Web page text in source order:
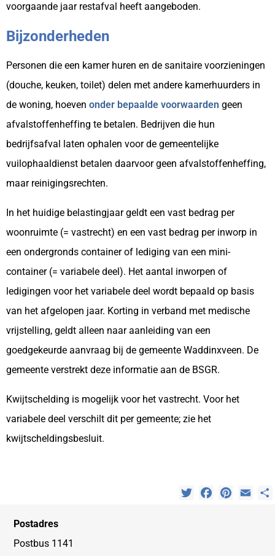
voorgaande jaar restafval heeft aangeboden.
Bijzonderheden
Personen die een kamer huren en de sanitaire voorzieningen
(douche, keuken, toilet) delen met andere kamerhuurders in
de woning, hoeven onder bepaalde voorwaarden geen
afvalstoffenheffing te betalen. Bedrijven die hun
bedrijfsafval laten ophalen voor de gemeentelijke
vuilophaaldienst betalen daarvoor geen afvalstoffenheffing,
maar reinigingsrechten.
In het huidige belastingjaar geldt een vast bedrag per
woonruimte (= vastrecht) en een vast bedrag per inworp in
een ondergronds container of lediging van een mini-
container (= variabele deel). Het aantal inworpen of
ledigingen voor het variabele deel wordt bepaald op basis
van het afgelopen jaar. Korting in verband met medische
vrijstelling, geldt alleen naar aanleiding van een
goedgekeurde aanvraag bij de gemeente Waddinxveen. De
gemeente verstrekt deze informatie aan de BSGR.
Kwijtschelding is mogelijk voor het vastrecht. Voor het
variabele deel verschilt dit per gemeente; zie het
kwijtscheldingsbesluit.
TwitterFacebookPinterest
Postadres
Postbus 1141